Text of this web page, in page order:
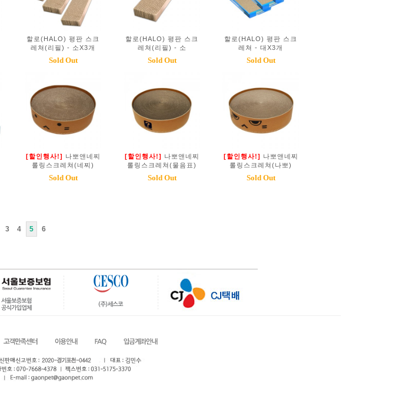
할로(HALO) 평판 스크
레쳐(리필) - 소X3개
Sold Out
할로(HALO) 평판 스크
레쳐(리필) - 소
Sold Out
할로(HALO) 평판 스크
레쳐 - 대X3개
Sold Out
[할인행사!] 나뽀앤네찌
롤링스크레쳐(네찌)
Sold Out
[할인행사!] 나뽀앤네찌
롤링스크레쳐(물음표)
Sold Out
[할인행사!] 나뽀앤네찌
롤링스크레쳐(나뽀)
Sold Out
3 4 5 6